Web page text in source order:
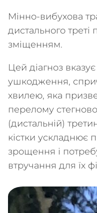
Мінно-вибухова
дистального треті
зміщенням.
Цей діагноз
ушкодження,
хвилею, яка
перелому
(дистальній)
кістки ускладнює
зрощення і
втручання для їх